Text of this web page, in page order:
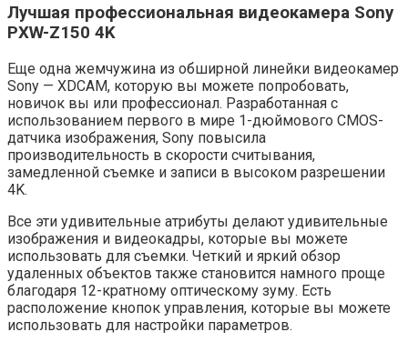
Лучшая профессиональная видеокамера Sony
PXW-Z150 4K
Еще одна жемчужина из обширной линейки видеокамер
Sony — XDCAM, которую вы можете попробовать,
новичок вы или профессионал. Разработанная с
использованием первого в мире 1-дюймового CMOS-
датчика изображения, Sony повысила
производительность в скорости считывания,
замедленной съемке и записи в высоком разрешении
4K.
Все эти удивительные атрибуты делают удивительные
изображения и видеокадры, которые вы можете
использовать для съемки. Четкий и яркий обзор
удаленных объектов также становится намного проще
благодаря 12-кратному оптическому зуму. Есть
расположение кнопок управления, которые вы можете
использовать для настройки параметров.